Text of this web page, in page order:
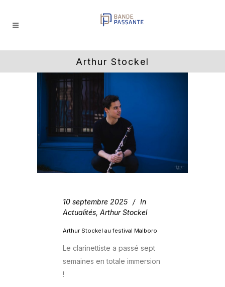
Arthur Stockel
10 septembre 2025
In
Actualités Arthur Stockel
Arthur Stockel au festival Malboro
Le clarinettiste a passé sept
semaines en totale immersion
!